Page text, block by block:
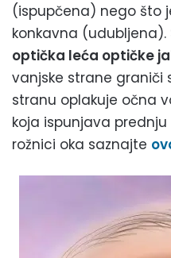
(ispupčena) nego što
konkavna
optička leća optičke
vanjske strane graniči
stranu oplakuje očna
koja ispunjava
rožnici oka saznajte